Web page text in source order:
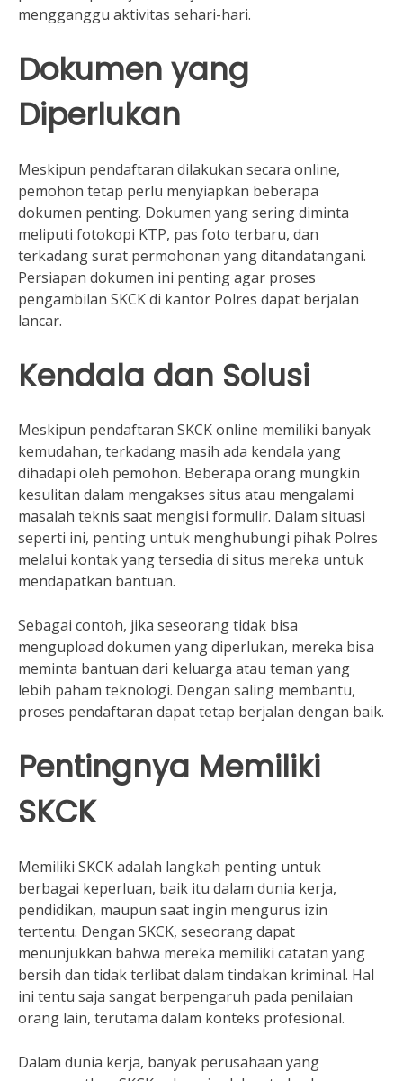
mengganggu aktivitas sehari-hari.
Dokumen yang
Diperlukan
Meskipun pendaftaran dilakukan secara online,
pemohon tetap perlu menyiapkan beberapa
dokumen penting. Dokumen yang sering diminta
meliputi fotokopi KTP, pas foto terbaru, dan
terkadang surat permohonan yang ditandatangani.
Persiapan dokumen ini penting agar proses
pengambilan SKCK di kantor Polres dapat berjalan
lancar.
Kendala dan Solusi
Meskipun pendaftaran SKCK online memiliki banyak
kemudahan, terkadang masih ada kendala yang
dihadapi oleh pemohon. Beberapa orang mungkin
kesulitan dalam mengakses situs atau mengalami
masalah teknis saat mengisi formulir. Dalam situasi
seperti ini, penting untuk menghubungi pihak Polres
melalui kontak yang tersedia di situs mereka untuk
mendapatkan bantuan.
Sebagai contoh, jika seseorang tidak bisa
mengupload dokumen yang diperlukan, mereka bisa
meminta bantuan dari keluarga atau teman yang
lebih paham teknologi. Dengan saling membantu,
proses pendaftaran dapat tetap berjalan dengan baik.
Pentingnya Memiliki
SKCK
Memiliki SKCK adalah langkah penting untuk
berbagai keperluan, baik itu dalam dunia kerja,
pendidikan, maupun saat ingin mengurus izin
tertentu. Dengan SKCK, seseorang dapat
menunjukkan bahwa mereka memiliki catatan yang
bersih dan tidak terlibat dalam tindakan kriminal. Hal
ini tentu saja sangat berpengaruh pada penilaian
orang lain, terutama dalam konteks profesional.
Dalam dunia kerja, banyak perusahaan yang